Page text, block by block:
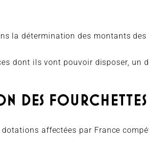
la détermination des montants
dont ils vont pouvoir disposer,
DES
affectées par France